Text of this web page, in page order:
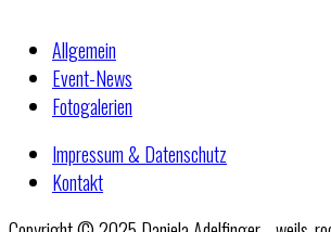
Allgemein
Event-News
Fotogalerien
Impressum & Datenschutz
Kontakt